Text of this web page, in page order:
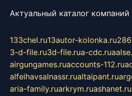
Актуальный каталог
133chel.ru13autor-kolonka.ru
3-d-file.ru3d-file.rua-cdc.ru
airgungames.ruaccounts-112.ru
alfeihavsalnassr.rualtaipant.ru
aria-family.ruarkrym.ruashanet.ru